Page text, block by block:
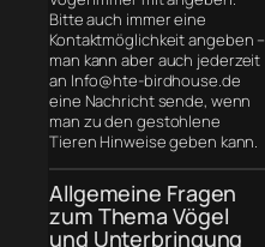
Bitte auch immer eine
Kontaktmöglichkeit angeben –
man kann aber auch jederzeit
an Info@hte-birdhouse.de
eine Nachricht sende, wenn
man zu den gestohlene
Tieren Hinweise geben kann.
Allgemeine Fragen
zum Thema Vögel
und Unterbringung